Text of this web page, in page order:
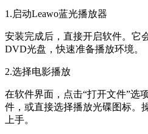
1.启动Leawo蓝光播放器
安装完成后，直接开启软件。它
DVD光盘，快速准备播放环境。
2.选择电影播放
在软件界面，点击“打开文件”选
件，或直接选择播放光碟图标。
上手。